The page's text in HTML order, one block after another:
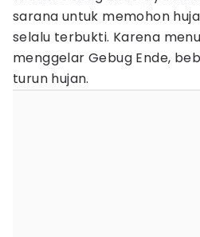
sarana untuk memohon
selalu terbukti. Karena
menggelar Gebug Ende,
turun hujan.